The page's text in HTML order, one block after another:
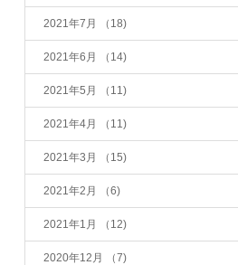
2021年7月 （18)
2021年6月 （14)
2021年5月 （11)
2021年4月 （11)
2021年3月 （15)
2021年2月 （6)
2021年1月 （12)
2020年12月 （7)